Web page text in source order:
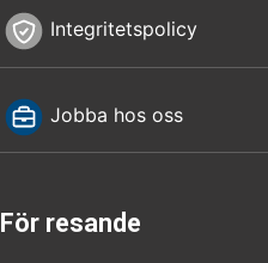
Integritetspolicy
Jobba hos oss
För resande